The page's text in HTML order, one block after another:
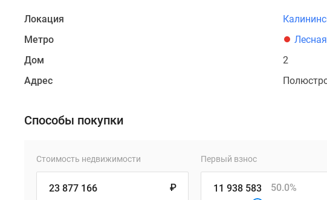
Локация
Метро
Лесная
Дом
2
Адрес
Способы покупки
Стоимость недвижимости
₽
Первый взнос
50.0%